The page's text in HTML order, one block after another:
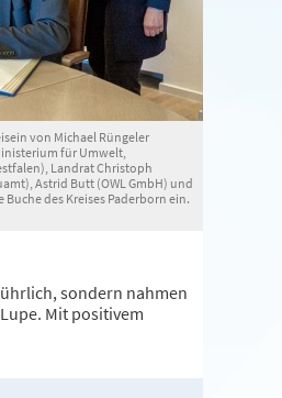
von Michael Rüngeler
für Umwelt,
Landrat Christoph
Astrid Butt (OWL GmbH) und
des Kreises Paderborn ein.
sondern nahmen
Mit positivem